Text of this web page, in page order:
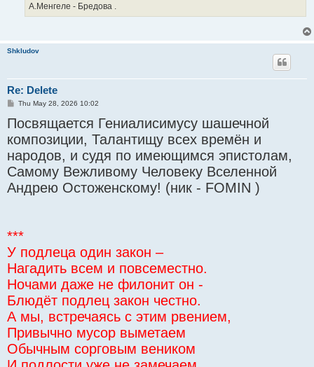
А.Менгеле - Бредова .
Shkludov
Re: Delete
P
s
t
Thu May 28, 2026 10:02
Посвящается Гениалисимусу шашечной
композиции, Талантищу всех времён и
народов, и судя по имеющимся эпистолам,
Самому Вежливому Человеку Вселенной
Андрею Остоженскому! (ник - FOMIN )
***
У подлеца один закон –
Нагадить всем и повсеместно.
Ночами даже не филонит он -
Блюдёт подлец закон честно.
А мы, встречаясь с этим рвением,
Привычно мусор выметаем
Обычным сорговым веником